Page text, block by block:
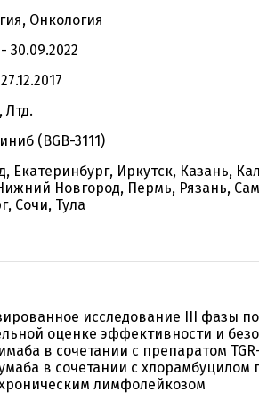
Онкология
- 30.09.2022
Лтд.
(BGB-3111)
Екатеринбург, Иркутск, Казань,
Новгород, Пермь, Рязань,
Сочи, Тула
исследование III фазы по
оценке эффективности и
в сочетании с препаратом
в сочетании с хлорамбуцилом
лимфолейкозом